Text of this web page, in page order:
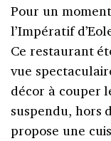
Pour un
l’Impératif
Ce restaurant
vue
décor à couper
suspendu, hors
propose une